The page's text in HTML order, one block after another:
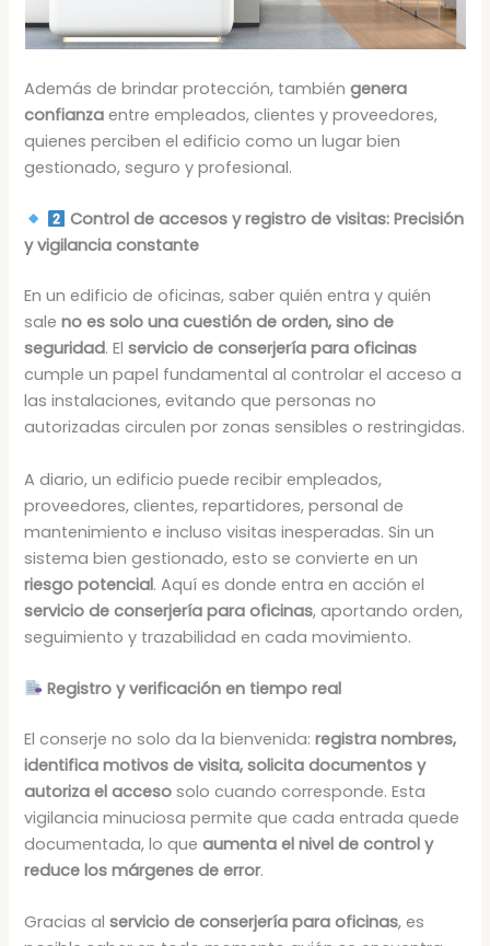
Además de brindar protección, tambiéngenera
confianza entre empleados, clientes y proveedores,
quienes perciben el edificio como un lugar bien
gestionado, seguro y profesional.
Control de accesos y registro de visitas: Precisión
y vigilancia constante
En un edificio de oficinas, saber quién entra y quién
saleno es solo una cuestión de orden, sino de
seguridad. Elservicio de conserjería para oficinas
cumple un papel fundamental al controlar el acceso a
las instalaciones, evitando que personas no
autorizadas circulen por zonas sensibles o restringidas.
A diario, un edificio puede recibir empleados,
proveedores, clientes, repartidores, personal de
mantenimiento e incluso visitas inesperadas. Sin un
sistema bien gestionado, esto se convierte en un
riesgo potencial. Aquí es donde entra en acción el
servicio de conserjería para oficinas, aportando orden,
seguimiento y trazabilidad en cada movimiento.
Registro y verificación en tiempo real
El conserje no solo da la bienvenida:registra nombres,
identifica motivos de visita, solicita documentos y
autoriza el acceso solo cuando corresponde. Esta
vigilancia minuciosa permite que cada entrada quede
documentada, lo queaumenta el nivel de control y
reduce los márgenes de error.
Gracias alservicio de conserjería para oficinas, es